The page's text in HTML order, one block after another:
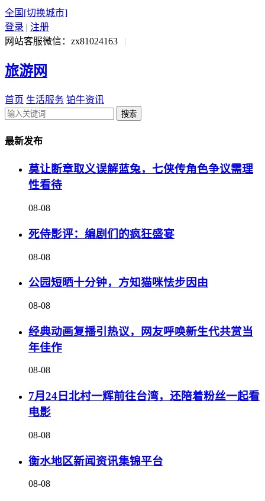
全国 [切换城市]
登录 | 注册
网站客服微信：zx81024163
|
旅游网
首页 生活服务 铂牛资讯
搜索
最新发布
莫让断章取义误解蓝兔，七侠传角色争议需理
性看待
08-08
死侍影评：编剧们的疯狂盛宴
08-08
公园短晒十分钟，方知猫咪怯步因由
08-08
经典动画复播引热议，网友呼唤新生代共赏当
年佳作
08-08
7月24日北村一辉前往台湾，还陪着粉丝一起看
电影
08-08
衡水地区新闻资讯集锦平台
08-08